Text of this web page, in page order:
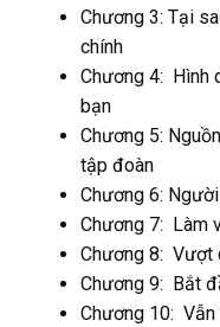
Chương 3: Tại
chính
Chương 4: Hình
bạn
Chương 5:
tập đoàn
Chương 6:
Chương 7: Làm
Chương 8: Vượt
Chương 9: Bắt
Chương 10: